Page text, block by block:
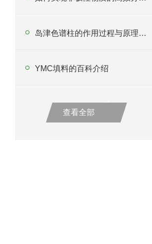
岛津色谱柱的作用过程与原理分析
YMC填料的百科介绍
查看全部